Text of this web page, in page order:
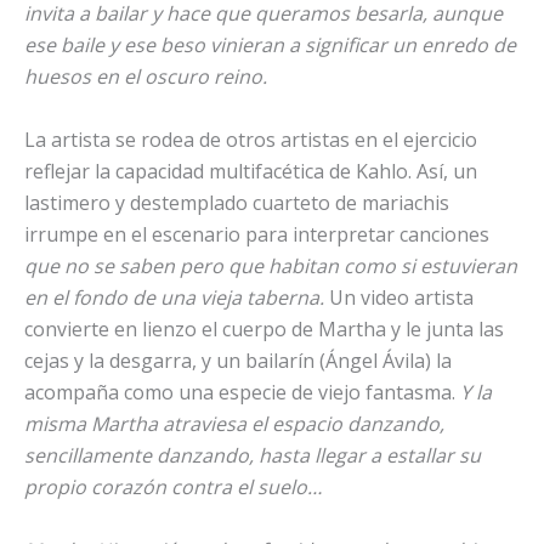
invita a bailar y hace que queramos besarla, aunque
ese baile y ese beso vinieran a significar un enredo de
huesos en el oscuro reino.
La artista se rodea de otros artistas en el ejercicio
reflejar la capacidad multifacética de Kahlo. Así, un
lastimero y destemplado cuarteto de mariachis
irrumpe en el escenario para interpretar canciones
que no se saben pero que habitan como si estuvieran
en el fondo de una vieja taberna. Un video artista
convierte en lienzo el cuerpo de Martha y le junta las
cejas y la desgarra, y un bailarín (Ángel Ávila) la
acompaña como una especie de viejo fantasma. Y la
misma Martha atraviesa el espacio danzando,
sencillamente danzando, hasta llegar a estallar su
propio corazón contra el suelo…